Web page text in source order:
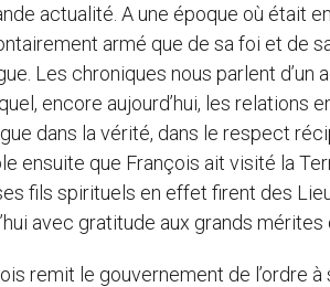
actualité. A une époque où était
armé que de sa foi et de
Les chroniques nous parlent
encore aujourd’hui, les
dans la vérité, dans le respect
ensuite que François ait visité la
fils spirituels en effet firent des
avec gratitude aux grands
le gouvernement de l’ordre à